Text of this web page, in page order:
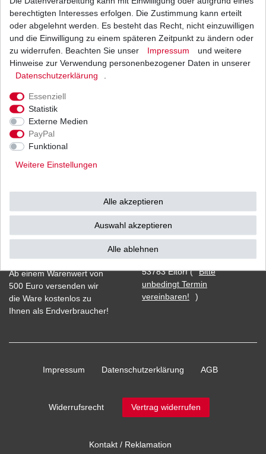
Ölfilter Hiflo HF171C HF 171C Chrom Harley
Davidson, Buell Abverkauf
UVP 15,68 €
Ab einem Warenwert von
500 Euro versenden wir
die Ware kostenlos zu
Ihnen als Endverbraucher!
Vorkasse
Barzahlung bei Abholung in
53783 Eitorf (
Bitte
unbedingt Termin
vereinbaren!
)
Impressum Daten­schutz­erklärung AGB
Widerrufs­recht Vertrag widerrufen
Kontakt / Reklamation
berechtigten Interesses erfolgen. Die Zustimmung kann erteilt
oder abgelehnt werden. Es besteht das Recht, nicht einzuwilligen
und die Einwilligung zu einem späteren Zeitpunkt zu ändern oder
zu widerrufen. Beachten Sie unser
Impressum
und weitere
Hinweise zur Verwendung personenbezogener Daten in unserer
Daten­schutz­erklärung
Essenziell
Statistik
Externe Medien
PayPal
Funktional
Weitere Einstellungen
Alle akzeptieren
Auswahl akzeptieren
Alle ablehnen